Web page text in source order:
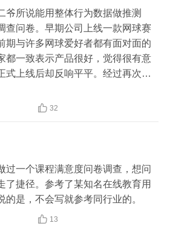
爷所说能用整体行为数据做推测
问卷。早期公司上线一款网球赛
期与许多网球爱好者都有面对面的
都一致表示产品很好，觉得很有意
式上线后却反响平平。经过再次调
用户觉得要自己发起赛事录入比分
虽然能记录比分生成积分，但不足
有组织他们亲身操作有关。
更加诚实，也正在了解到这点后，
上线网球场馆管理系统从而帮助场
力，提高效率之时就亲临现场查看
 32
过一个课程满意度问卷调查，想问
了捷径。参考了某知名在线教育用
的是，不会写就参考同行业的。
 13